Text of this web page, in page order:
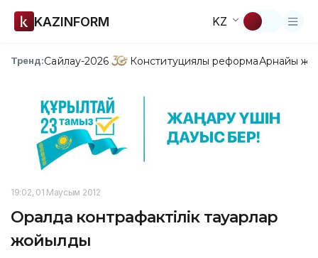
KAZINFORM KZ
Тренд:Сайлау-2026 Конституциялық реформаАрнайы
19:02, 01 Маусым 2012
Оралда контрафактілік тауарлар
жойылды